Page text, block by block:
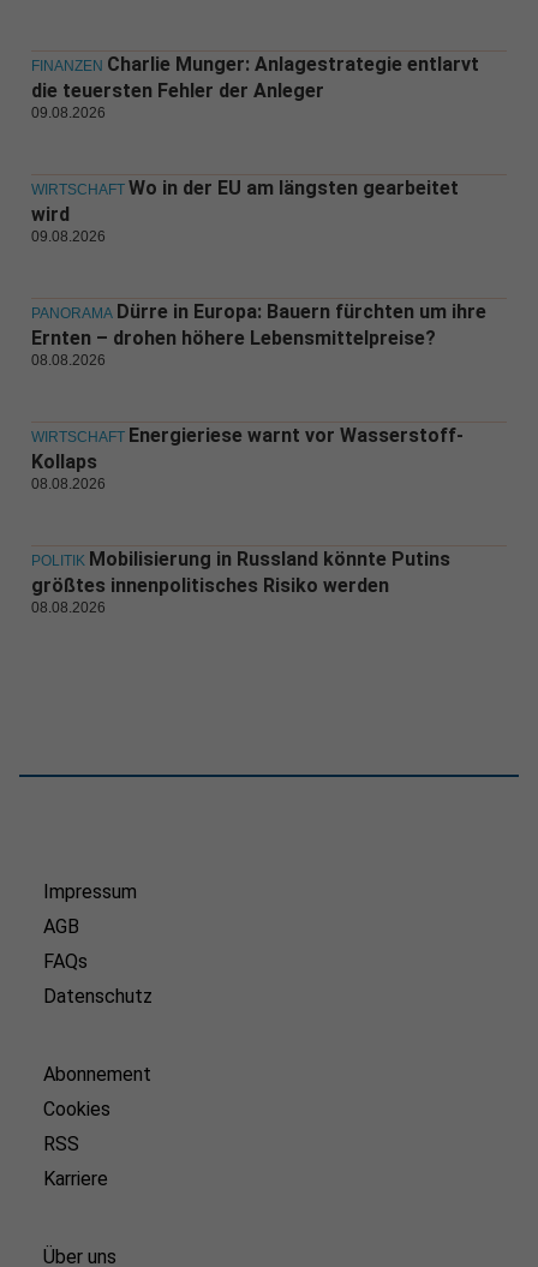
FINANZEN Charlie Munger: Anlagestrategie entlarvt
die teuersten Fehler der Anleger
09.08.2026
WIRTSCHAFT Wo in der EU am längsten gearbeitet
wird
09.08.2026
PANORAMA Dürre in Europa: Bauern fürchten um ihre
Ernten – drohen höhere Lebensmittelpreise?
08.08.2026
WIRTSCHAFT Energieriese warnt vor Wasserstoff-
Kollaps
08.08.2026
POLITIK Mobilisierung in Russland könnte Putins
größtes innenpolitisches Risiko werden
08.08.2026
Impressum
AGB
FAQs
Datenschutz
Abonnement
Cookies
RSS
Karriere
Über uns